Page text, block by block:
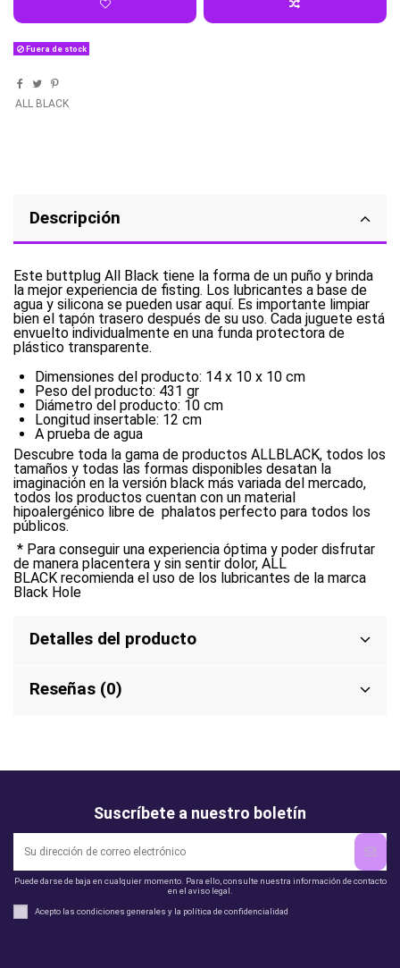
Fuera de stock
ALL BLACK
Descripción
Este buttplug All Black tiene la forma de un puño y brinda
la mejor experiencia de fisting. Los lubricantes a base de
agua y silicona se pueden usar aquí. Es importante limpiar
bien el tapón trasero después de su uso. Cada juguete está
envuelto individualmente en una funda protectora de
plástico transparente.
Dimensiones del producto: 14 x 10 x 10 cm
Peso del producto: 431 gr
Diámetro del producto: 10 cm
Longitud insertable: 12 cm
A prueba de agua
Descubre toda la gama de productos ALLBLACK, todos los
tamaños y todas las formas disponibles desatan la
imaginación en la versión black más variada del mercado,
todos los productos cuentan con un material
hipoalergénico libre de phalatos perfecto para todos los
públicos.
* Para conseguir una experiencia óptima y poder disfrutar
de manera placentera y sin sentir dolor, ALL
BLACK recomienda el uso de los lubricantes de la marca
Black Hole​​
Detalles del producto
Reseñas (0)
Suscríbete a nuestro boletín
Puede darse de baja en cualquier momento. Para ello, consulte nuestra información de contacto
en el aviso legal.
Acepto las condiciones generales y la política de confidencialidad